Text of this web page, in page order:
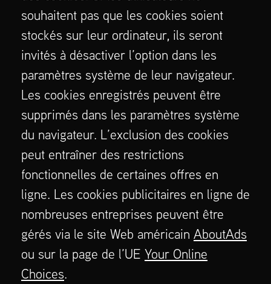
souhaitent pas que les cookies soient
stockés sur leur ordinateur, ils seront
invités à désactiver l’option dans les
paramètres système de leur navigateur.
Les cookies enregistrés peuvent être
supprimés dans les paramètres système
du navigateur. L’exclusion des cookies
peut entraîner des restrictions
fonctionnelles de certaines offres en
ligne. Les cookies publicitaires en ligne de
nombreuses entreprises peuvent être
gérés via le site Web américain AboutAds
ou sur la page de l’UE Your Online
Choices.